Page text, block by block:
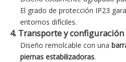
El grado de protección IP23
entornos difíciles.
4. Transporte y
Diseño remolcable con una
piernas estabilizadoras.